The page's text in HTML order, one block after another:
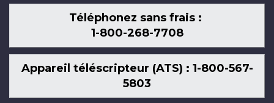
Téléphonez sans frais :
1-800-268-7708
Appareil téléscripteur (ATS) : 1-800-567-
5803